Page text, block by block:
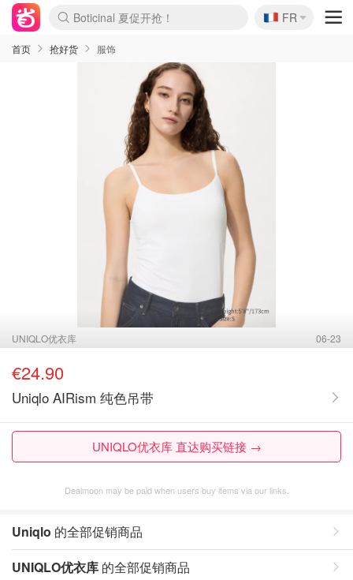
Boticinal 夏促开抢！
4折！lulu周四疯狂上新
还没结束！&OtherStories大促
Joybuy变相75折 随时失效
速领！Stanley独家85折
疑似霸哥！Camper额外叠85折
Zalando 奥莱闪促！每日更新
Moncler反季囤！5折起+叠9折
Coach Brooklyn仅€192
🇫🇷
FR
首页 抢好货 服饰
UNIQLO优衣库 06-23
€24.90
Uniqlo AIRism 纯色吊带
UNIQLO优衣库 直达购买链接 →
Dealmoon may be paid when users buy items via our links.
Uniqlo 的全部促销商品
UNIQLO优衣库 的全部促销商品